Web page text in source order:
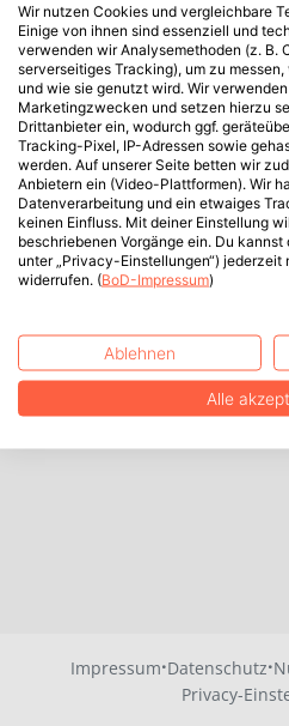
Impressum·Datenschutz·
Privacy-
Wir nutzen Cookies und vergleichbare
Einige von ihnen sind essenziell und
verwenden wir Analysemethoden (z. B.
serverseitiges Tracking), um zu
und wie sie genutzt wird. Wir
Marketingzwecken und setzen hierzu
Drittanbieter ein, wodurch ggf.
Tracking-Pixel, IP-Adressen sowie
werden. Auf unserer Seite betten wir
Anbietern ein (Video-Plattformen). Wir
Datenverarbeitung und ein etwaiges
keinen Einfluss. Mit deiner Einstellung
beschriebenen Vorgänge ein. Du
unter „Privacy-Einstellungen“)
widerrufen. (BoD-Impressum)
Ablehnen
Alle